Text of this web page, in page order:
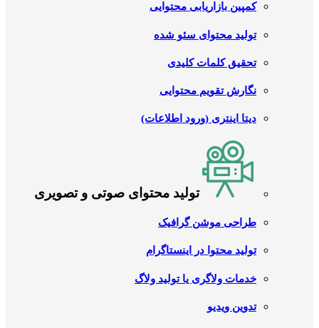
کمپین بازاریابی محتوایی
تولید محتوای سئو شده
تحقیق کلمات کلیدی
نگارش تقویم محتوایی
دیتا اینتری (ورود اطلاعات)
تولید محتوای صوتی و تصویری
طراحی موشن گرافیک
تولید محتوا در اینستاگرام
خدمات ولاگری یا تولید ولاگ
تدوین ویدیو